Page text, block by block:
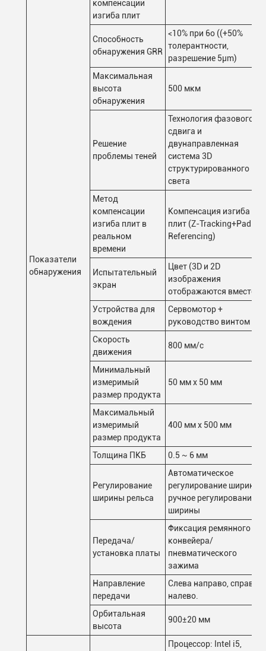
Показатели
обнаружения
компенсации
изгиба плит
Способность
обнаружения GRR
<10% при 6o ((+50%
толерантности,
разрешение 5μm)
Максимальная
высота
обнаружения
500 мкм
Решение
проблемы теней
Технология фазового
сдвига и
двунаправленная
система 3D
структурированного
света
Метод
компенсации
изгиба плит в
реальном
времени
Компенсация изгиба
плит (Z-Tracking+Pad
Referencing)
Испытательный
экран
Цвет (3D и 2D
изображения
отображаются вместе)
Устройства для
вождения
Сервомотор +
руководство винтом
Скорость
движения
800 мм/с
Минимальный
измеримый
размер продукта
50 мм х 50 мм
Максимальный
измеримый
размер продукта
400 мм х 500 мм
Толщина ПКБ 0.5 ~ 6 мм
Регулирование
ширины рельса
Автоматическое
регулирование ширины,
ручное регулирование
ширины
Передача/
установка платы
Фиксация ремянного
конвейера/
пневматического
зажима
Направление
передачи
Слева направо, справа
налево.
Орбитальная
высота
900±20 мм
Процессор: Intel i5,